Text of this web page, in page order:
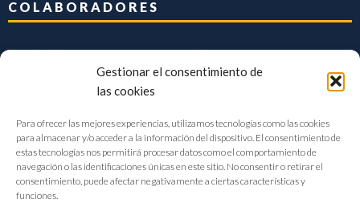
Gestionar el consentimiento de
las cookies
Para ofrecer las mejores experiencias, utilizamos tecnologías como las cookies
para almacenar y/o acceder a la información del dispositivo. El consentimiento de
estas tecnologías nos permitirá procesar datos como el comportamiento de
navegación o las identificaciones únicas en este sitio. No consentir o retirar el
consentimiento, puede afectar negativamente a ciertas características y
funciones.
COLABORADORES